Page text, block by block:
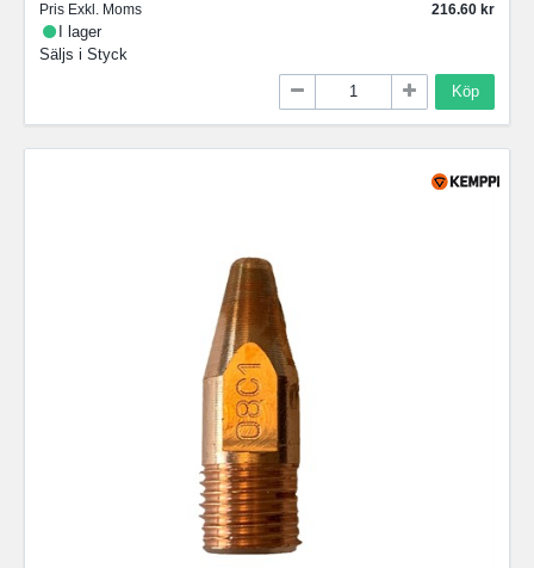
Pris Exkl. Moms
216.60
I lager
Säljs i Styck
Köp